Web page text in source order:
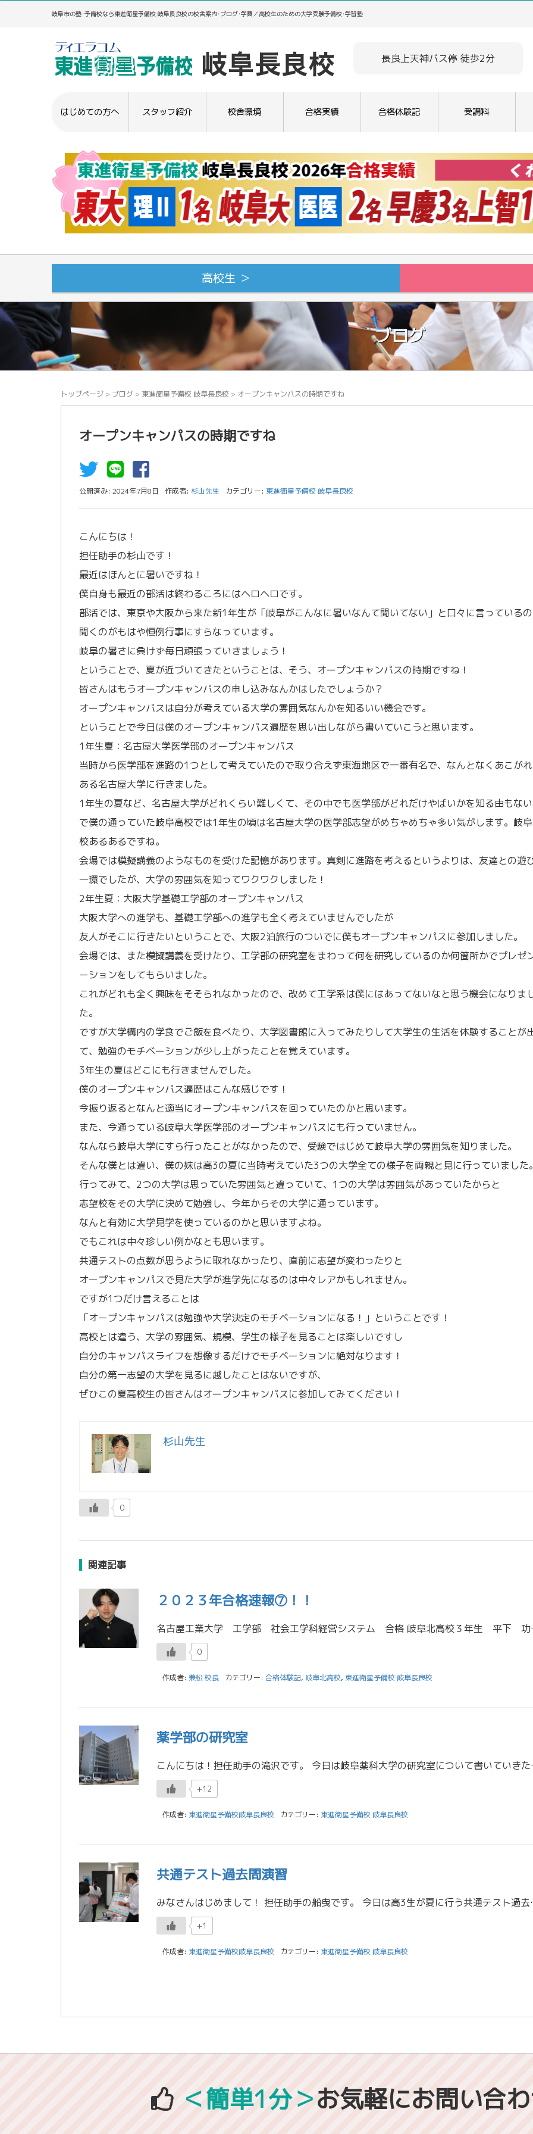
岐阜市の塾･予備校なら東進衛星予備校 岐阜長良校の校舎案内･ブログ･学費／高校生のための大学受験予備校･学習塾
長良上天神バス停 徒歩2分
はじめての方へ スタッフ紹介 校舎環境 合格実績 合格体験記 受講料
高校生 ＞
ブログ
トップページ > ブログ > 東進衛星予備校 岐阜長良校 > オープンキャンパスの時期ですね
オープンキャンパスの時期ですね
公開済み: 2024年7月8日 作成者: 杉山先生 カテゴリー: 東進衛星予備校 岐阜長良校
こんにちは！
担任助手の杉山です！
最近はほんとに暑いですね！
僕自身も最近の部活は終わるころにはヘロヘロです。
部活では、東京や大阪から来た新1年生が「岐阜がこんなに暑いなんて聞いてない」と口々に言っているの
聞くのがもはや恒例行事にすらなっています。
岐阜の暑さに負けず毎日頑張っていきましょう！
ということで、夏が近づいてきたということは、そう、オープンキャンパスの時期ですね！
皆さんはもうオープンキャンパスの申し込みなんかはしたでしょうか？
オープンキャンパスは自分が考えている大学の雰囲気なんかを知るいい機会です。
ということで今日は僕のオープンキャンパス遍歴を思い出しながら書いていこうと思います。
1年生夏：名古屋大学医学部のオープンキャンパス
当時から医学部を進路の1つとして考えていたので取り合えず東海地区で一番有名で、なんとなくあこが
ある名古屋大学に行きました。
1年生の夏など、名古屋大学がどれくらい難しくて、その中でも医学部がどれだけやばいかを知る由もな
で僕の通っていた岐阜高校では1年生の頃は名古屋大学の医学部志望がめちゃめちゃ多い気がします。岐
校あるあるですね。
会場では模擬講義のようなものを受けた記憶があります。真剣に進路を考えるというよりは、友達との遊
一環でしたが、大学の雰囲気を知ってワクワクしました！
2年生夏：大阪大学基礎工学部のオープンキャンパス
大阪大学への進学も、基礎工学部への進学も全く考えていませんでしたが
友人がそこに行きたいということで、大阪2泊旅行のついでに僕もオープンキャンパスに参加しました。
会場では、また模擬講義を受けたり、工学部の研究室をまわって何を研究しているのか何箇所かでプレゼ
ーションをしてもらいました。
これがどれも全く興味をそそられなかったので、改めて工学系は僕にはあってないなと思う機会になりま
た。
ですが大学構内の学食でご飯を食べたり、大学図書館に入ってみたりして大学生の生活を体験することが
て、勉強のモチベーションが少し上がったことを覚えています。
3年生の夏はどこにも行きませんでした。
僕のオープンキャンパス遍歴はこんな感じです！
今振り返るとなんと適当にオープンキャンパスを回っていたのかと思います。
また、今通っている岐阜大学医学部のオープンキャンパスにも行っていません。
なんなら岐阜大学にすら行ったことがなかったので、受験ではじめて岐阜大学の雰囲気を知りました。
そんな僕とは違い、僕の妹は高3の夏に当時考えていた3つの大学全ての様子を両親と見に行っていました。
行ってみて、2つの大学は思っていた雰囲気と違っていて、1つの大学は雰囲気があっていたからと
志望校をその大学に決めて勉強し、今年からその大学に通っています。
なんと有効に大学見学を使っているのかと思いますよね。
でもこれは中々珍しい例かなとも思います。
共通テストの点数が思うように取れなかったり、直前に志望が変わったりと
オープンキャンパスで見た大学が進学先になるのは中々レアかもしれません。
ですが1つだけ言えることは
「オープンキャンパスは勉強や大学決定のモチベーションになる！」ということです！
高校とは違う、大学の雰囲気、規模、学生の様子を見ることは楽しいですし
自分のキャンパスライフを想像するだけでモチベーションに絶対なります！
自分の第一志望の大学を見るに越したことはないですが、
ぜひこの夏高校生の皆さんはオープンキャンパスに参加してみてください！
杉山先生
0
関連記事
２０２３年合格速報⑦！！
名古屋工業大学 工学部 社会工学科経
0
作成者: 兼松 校長 カテゴリー: 合格体験記, 岐阜北高校, 東進衛星予備校 岐阜長良校
薬学部の研究室
こんにちは！担任助手の滝沢です。 今
+12
作成者: 東進衛星予備校岐阜長良校 カテゴリー: 東進衛星予備校 岐阜長良校
共通テスト過去問演習
みなさんはじめまして！ 担任助手の船曳です。
+1
作成者: 東進衛星予備校岐阜長良校 カテゴリー: 東進衛星予備校 岐阜長良校
＜簡単1分＞お気軽にお問い合